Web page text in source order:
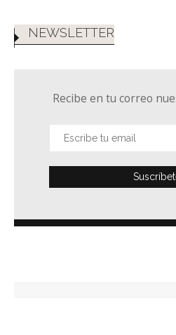
NEWSLETTER
Recibe en tu correo